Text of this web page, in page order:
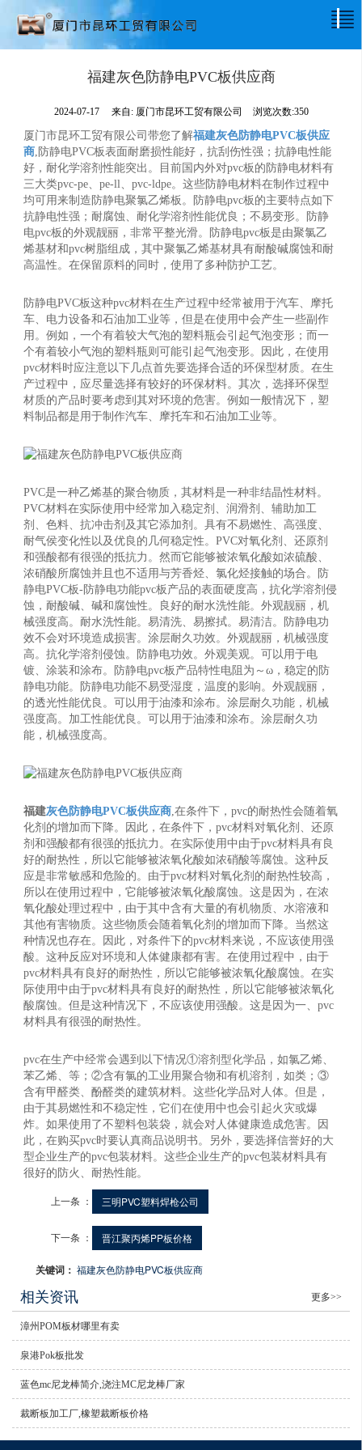
福建灰色防静电PVC板供应商
2024-07-17 来自: 厦门市昆环工贸有限公司 浏览次数:350
厦门市昆环工贸有限公司带您了解福建灰色防静电PVC板供应
商,防静电PVC板表面耐磨损性能好，抗刮伤性强；抗静电性能
好，耐化学溶剂性能突出。目前国内外对pvc板的防静电材料有
三大类pvc-pe、pe-ll、pvc-ldpe。这些防静电材料在制作过程中
均可用来制造防静电聚氯乙烯板。防静电pvc板的主要特点如下
抗静电性强；耐腐蚀、耐化学溶剂性能优良；不易变形。防静
电pvc板的外观靓丽，非常平整光滑。防静电pvc板是由聚氯乙
烯基材和pvc树脂组成，其中聚氯乙烯基材具有耐酸碱腐蚀和耐
高温性。在保留原料的同时，使用了多种防护工艺。
防静电PVC板这种pvc材料在生产过程中经常被用于汽车、摩托
车、电力设备和石油加工业等，但是在使用中会产生一些副作
用。例如，一个有着较大气泡的塑料瓶会引起气泡变形；而一
个有着较小气泡的塑料瓶则可能引起气泡变形。因此，在使用
pvc材料时应注意以下几点首先要选择合适的环保型材质。在生
产过程中，应尽量选择有较好的环保材料。其次，选择环保型
材质的产品时要考虑到其对环境的危害。例如一般情况下，塑
料制品都是用于制作汽车、摩托车和石油加工业等。
PVC是一种乙烯基的聚合物质，其材料是一种非结晶性材料。
PVC材料在实际使用中经常加入稳定剂、润滑剂、辅助加工
剂、色料、抗冲击剂及其它添加剂。具有不易燃性、高强度、
耐气侯变化性以及优良的几何稳定性。PVC对氧化剂、还原剂
和强酸都有很强的抵抗力。然而它能够被浓氧化酸如浓硫酸、
浓硝酸所腐蚀并且也不适用与芳香烃、氯化烃接触的场合。防
静电PVC板-防静电功能pvc板产品的表面硬度高，抗化学溶剂侵
蚀，耐酸碱、碱和腐蚀性。良好的耐水洗性能。外观靓丽，机
械强度高。耐水洗性能。易清洗、易擦拭。易清洁。防静电功
效不会对环境造成损害。涂层耐久功效。外观靓丽，机械强度
高。抗化学溶剂侵蚀。防静电功效。外观美观。可以用于电
镀、涂装和涂布。防静电pvc板产品特性电阻为～ω，稳定的防
静电功能。防静电功能不易受湿度，温度的影响。外观靓丽，
的透光性能优良。可以用于油漆和涂布。涂层耐久功能，机械
强度高。加工性能优良。可以用于油漆和涂布。涂层耐久功
能，机械强度高。
福建灰色防静电PVC板供应商,在条件下，pvc的耐热性会随着氧
化剂的增加而下降。因此，在条件下，pvc材料对氧化剂、还原
剂和强酸都有很强的抵抗力。在实际使用中由于pvc材料具有良
好的耐热性，所以它能够被浓氧化酸如浓硝酸等腐蚀。这种反
应是非常敏感和危险的。由于pvc材料对氧化剂的耐热性较高，
所以在使用过程中，它能够被浓氧化酸腐蚀。这是因为，在浓
氧化酸处理过程中，由于其中含有大量的有机物质、水溶液和
其他有害物质。这些物质会随着氧化剂的增加而下降。当然这
种情况也存在。因此，对条件下的pvc材料来说，不应该使用强
酸。这种反应对环境和人体健康都有害。在使用过程中，由于
pvc材料具有良好的耐热性，所以它能够被浓氧化酸腐蚀。在实
际使用中由于pvc材料具有良好的耐热性，所以它能够被浓氧化
酸腐蚀。但是这种情况下，不应该使用强酸。这是因为一、pvc
材料具有很强的耐热性。
pvc在生产中经常会遇到以下情况①溶剂型化学品，如氯乙烯、
苯乙烯、等；②含有氯的工业用聚合物和有机溶剂，如类；③
含有甲醛类、酚醛类的建筑材料。这些化学品对人体。但是，
由于其易燃性和不稳定性，它们在使用中也会引起火灾或爆
炸。如果使用了不塑料包装袋，就会对人体健康造成危害。因
此，在购买pvc时要认真商品说明书。另外，要选择信誉好的大
型企业生产的pvc包装材料。这些企业生产的pvc包装材料具有
很好的防火、耐热性能。
上一条 ： 三明PVC塑料焊枪公司
下一条 ： 晋江聚丙烯PP板价格
关键词：福建灰色防静电PVC板供应商
相关资讯 更多>>
漳州POM板材哪里有卖
泉港Pok板批发
蓝色mc尼龙棒简介,浇注MC尼龙棒厂家
裁断板加工厂,橡塑裁断板价格